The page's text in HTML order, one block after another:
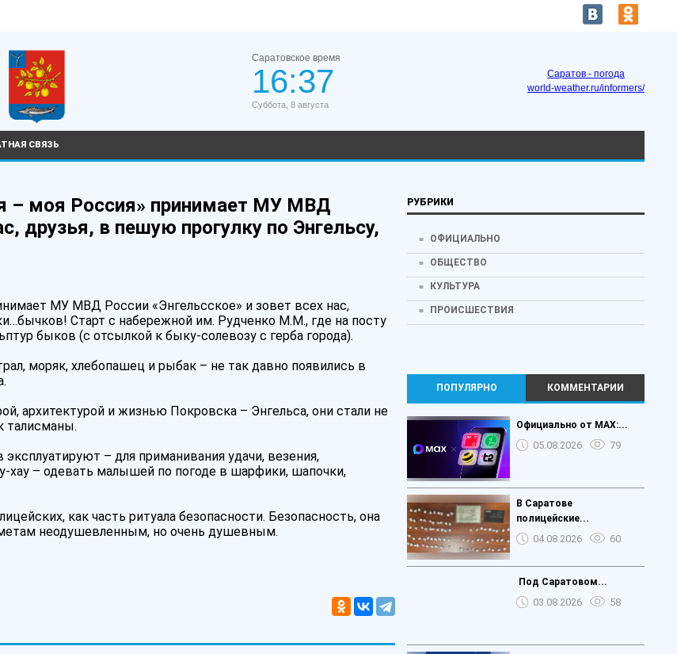
Саратовское время
16:37
Суббота, 8 августа
Саратов - погода
world-weather.ru/informers/
СВЯЗЬ
– моя Россия» принимает МУ МВД
друзья, в пешую прогулку по Энгельсу,
МУ МВД России «Энгельсское» и зовет всех нас,
Старт с набережной им. Рудченко М.М., где на посту
быков (с отсылкой к быку-солевозу с герба города).
моряк, хлебопашец и рыбак – не так давно появились в
архитектурой и жизнью Покровска – Энгельса, они стали не
талисманы.
– для приманивания удачи, везения,
хау – одевать малышей по погоде в шарфики, шапочки,
как часть ритуала безопасности. Безопасность, она
неодушевленным, но очень душевным.
РУБРИКИ
ОФИЦИАЛЬНО
ОБЩЕСТВО
КУЛЬТУРА
ПРОИСШЕСТВИЯ
ПОПУЛЯРНО КОММЕНТАРИИ
Официально от MAX:...
05.08.2026 79
В Саратове
полицейские...
04.08.2026 60
️ Под Саратовом...
03.08.2026 58